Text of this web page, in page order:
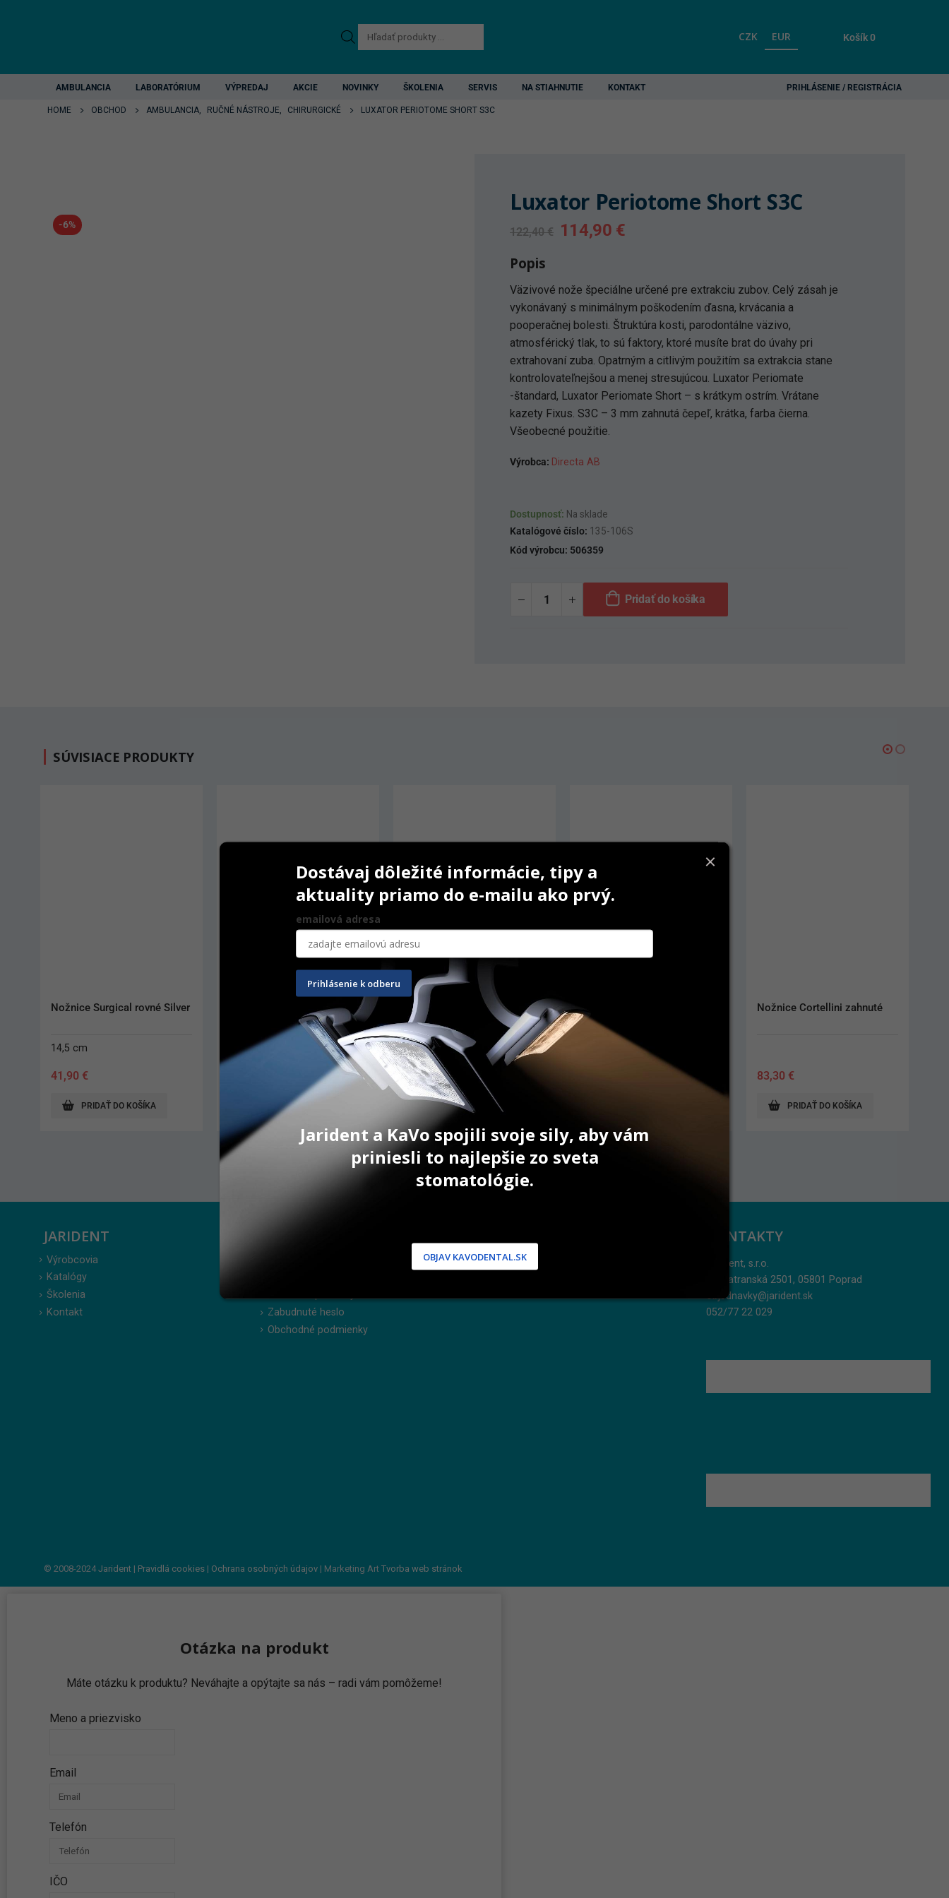
Products
search
CZK EUR Košík0
AMBULANCIA LABORATÓRIUM VÝPREDAJ AKCIE NOVINKY ŠKOLENIA SERVIS NA STIAHNUTIE KONTAKT PRIHLÁSENIE / REGISTRÁCIA
HOME OBCHOD AMBULANCIA, RUČNÉ NÁSTROJE, CHIRURGICKÉ LUXATOR PERIOTOME SHORT S3C
-6%
Luxator Periotome Short S3C
122,40€ Original
122,40 €.
114,90 €Current
114,90 €.
Popis
Väzivové nože špeciálne určené pre extrakciu zubov. Celý zásah je
vykonávaný s minimálnym poškodením ďasna, krvácania a
pooperačnej bolesti. Štruktúra kosti, parodontálne väzivo,
atmosférický tlak, to sú faktory, ktoré musíte brat do úvahy pri
extrahovaní zuba. Opatrným a citlivým použitím sa extrakcia stane
kontrolovateľnejšou a menej stresujúcou. Luxator Periomate
-štandard, Luxator Periomate Short – s krátkym ostrím. Vrátane
kazety Fixus. S3C – 3 mm zahnutá čepeľ, krátka, farba čierna.
Všeobecné použitie.
Výrobca: Directa AB
Dostupnosť: Na sklade
Katalógové číslo: 135-106S
Kód výrobcu: 506359
Pridať do košíka
SÚVISIACE PRODUKTY
Needle Holder Simion č.
610,60
PRIDAŤ DO KOŠÍKA PRIDAŤ DO KOŠÍKA
Hu-friedy skalpelové čepieľky
č. 15C
100 ks
71,30€
PRIDAŤ DO KOŠÍKA
Elevator Precision Tip small
195,10
PRIDAŤ DO KOŠÍKA
JARIDENT
Výrobcovia
Katalógy
Školenia
Kontakt
Zabudnuté heslo
Obchodné podmienky
Doprava a platba
KONTAKTY
Jarident, s.r.o.
Podtatranská 2501, 05801 Poprad
objednavky@jarident.sk
052/77 22 029
© 2008-2024Jarident | Pravidlá cookies | Ochrana osobných údajov | Marketing Art Tvorba web stránok
Otázka na produkt
Máte otázku k produktu? Neváhajte a opýtajte sa nás – radi vám pomôžeme!
Meno a priezvisko
Email
Telefón
IČO
Dostávaj dôležité informácie, tipy a
aktuality priamo do e-mailu ako prvý.
emailová adresa
Prihlásenie k odberu
Jarident a KaVo spojili svoje sily, aby vám
priniesli to najlepšie zo sveta
stomatológie.
OBJAV KAVODENTAL.SK